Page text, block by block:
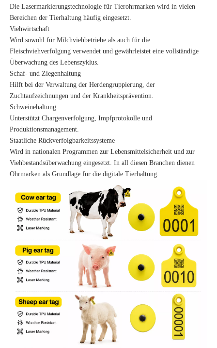
Die Lasermarkierungstechnologie für Tierohrmarken wird in vielen
Bereichen der Tierhaltung häufig eingesetzt.
Viehwirtschaft
Wird sowohl für Milchviehbetriebe als auch für die
Fleischviehverfolgung verwendet und gewährleistet eine vollständige
Überwachung des Lebenszyklus.
Schaf- und Ziegenhaltung
Hilft bei der Verwaltung der Herdengruppierung, der
Zuchtaufzeichnungen und der Krankheitsprävention.
Schweinehaltung
Unterstützt Chargenverfolgung, Impfprotokolle und
Produktionsmanagement.
Staatliche Rückverfolgbarkeitssysteme
Wird in nationalen Programmen zur Lebensmittelsicherheit und zur
Viehbestandsüberwachung eingesetzt. In all diesen Branchen dienen
Ohrmarken als Grundlage für die digitale Tierhaltung.